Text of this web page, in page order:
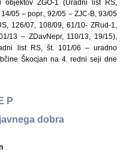
ZGO-1 (Uradni list RS,
05 – popr., 92/05 – ZJC-B, 93/05
126/07, 108/09, 61/10- ZRud-1,
13 – ZDavNepr, 110/13, 19/15),
list RS, št. 101/06 – uradno
Škocjan na 4. redni seji dne
P
dobra